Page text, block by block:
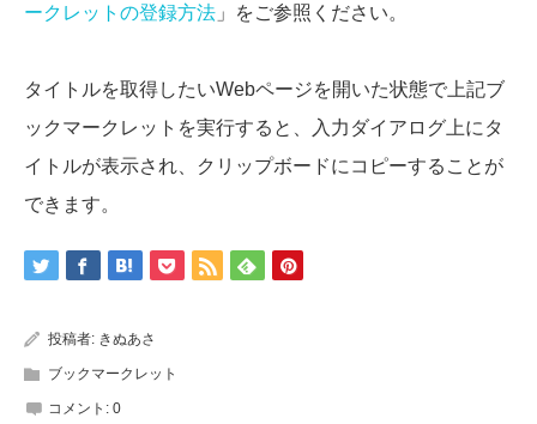
ークレットの登録方法 」をご参照ください。
タイトルを取得したいWebページを開いた状態で上記ブ
ックマークレットを実行すると、入力ダイアログ上にタ
イトルが表示され、クリップボードにコピーすることが
できます。
投稿者: きぬあさ
ブックマークレット
コメント: 0